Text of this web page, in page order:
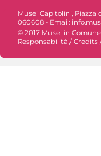
Musei Capitolini, Piazza
060608 - Email:
© 2017 Musei in Comune
Responsabilità /Credits